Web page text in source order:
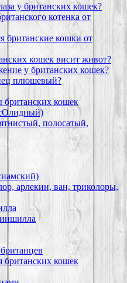
у британских кошек?
котенка от
британские кошки от
кошек висит живот?
у британских кошек?
плюшевый?
британских кошек
полосатый,
арлекин, ван, триколоры,
британских кошек